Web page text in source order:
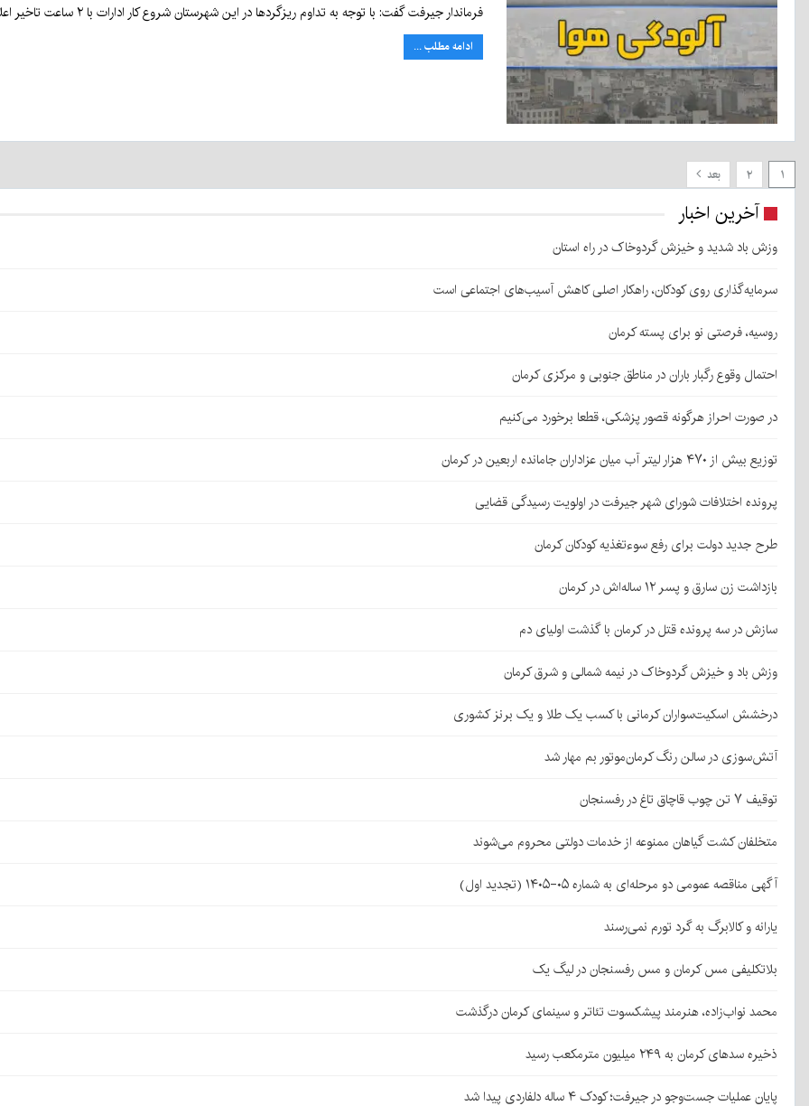
فرماندار جیرفت گفت: با توجه به تداوم ریزگردها در این شهرستان شروع کار ادارات با ۲ ساعت تاخیر اعلام شده مجدداً تا دو ساعت دیگر تمدید شد.
ادامه مطلب ...
۱ ۲ بعد
آخرین اخبار
وزش باد شدید و خیزش گردوخاک در راه استان
سرمایه‌گذاری روی کودکان، راهکار اصلی کاهش آسیب‌های اجتماعی است
روسیه، فرصتی نو برای پسته کرمان
احتمال وقوع رگبار باران در مناطق جنوبی و مرکزی کرمان
در صورت احراز هرگونه قصور پزشکی، قطعا برخورد می‌کنیم
توزیع بیش از ۴۷۰ هزار لیتر آب میان عزاداران جامانده اربعین در کرمان
پرونده اختلافات شورای شهر جیرفت در اولویت رسیدگی قضایی
طرح جدید دولت برای رفع سوءتغذیه کودکان کرمان
بازداشت زن سارق و پسر ۱۲ ساله‌اش در کرمان
سازش در سه پرونده قتل در کرمان با گذشت اولیای دم
وزش باد و خیزش گردوخاک در نیمه شمالی و شرق کرمان
درخشش اسکیت‌سواران کرمانی با کسب یک طلا و یک برنز کشوری
آتش‌سوزی در سالن رنگ کرمان‌موتور بم مهار شد
توقیف ۷ تن چوب قاچاق تاغ در رفسنجان
متخلفان کشت گیاهان ممنوعه از خدمات دولتی محروم می‌شوند
آگهی مناقصه عمومی دو مرحله‌ای به شماره ۰۵-۱۴۰۵ (تجدید اول)
یارانه و کالابرگ به گرد تورم نمی‌رسند
بلاتکلیفی مس کرمان و مس رفسنجان در لیگ یک
محمد نواب‌زاده، هنرمند پیشکسوت تئاتر و سینمای کرمان درگذشت
ذخیره سدهای کرمان به ۲۴۹ میلیون مترمکعب رسید
پایان عملیات جست‌وجو در جیرفت؛ کودک ۴ ساله دلفاردی پیدا شد